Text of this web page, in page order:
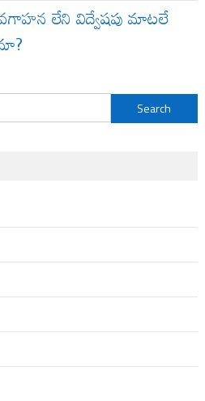
లేని విద్వేషపు మాటలే
Search
for: